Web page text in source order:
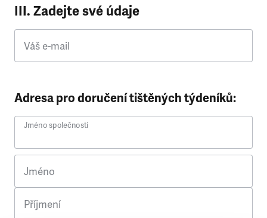
III. Zadejte své údaje
Váš e-mail
Adresa pro doručení tištěných týdeníků:
Jméno společnosti
Jméno
Příjmení